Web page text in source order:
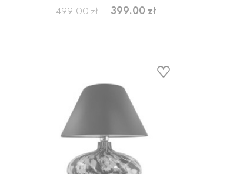
499.00 zł 399.00 zł